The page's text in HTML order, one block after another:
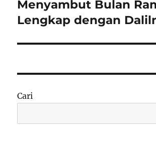
post:
Menyambut Bulan
Lengkap dengan
Cari